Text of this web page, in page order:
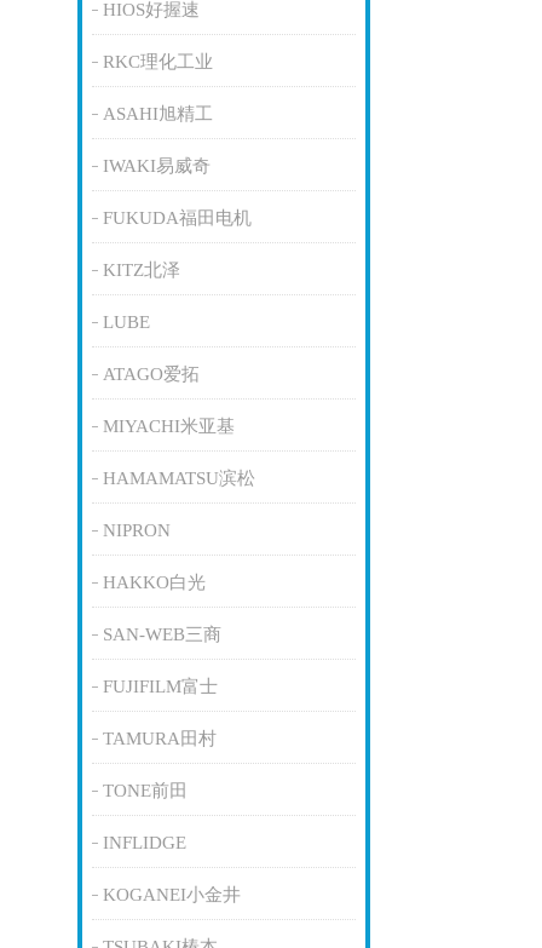
HIOS好握速
RKC理化工业
ASAHI旭精工
IWAKI易威奇
FUKUDA福田电机
KITZ北泽
LUBE
ATAGO爱拓
MIYACHI米亚基
HAMAMATSU滨松
NIPRON
HAKKO白光
SAN-WEB三商
FUJIFILM富士
TAMURA田村
TONE前田
INFLIDGE
KOGANEI小金井